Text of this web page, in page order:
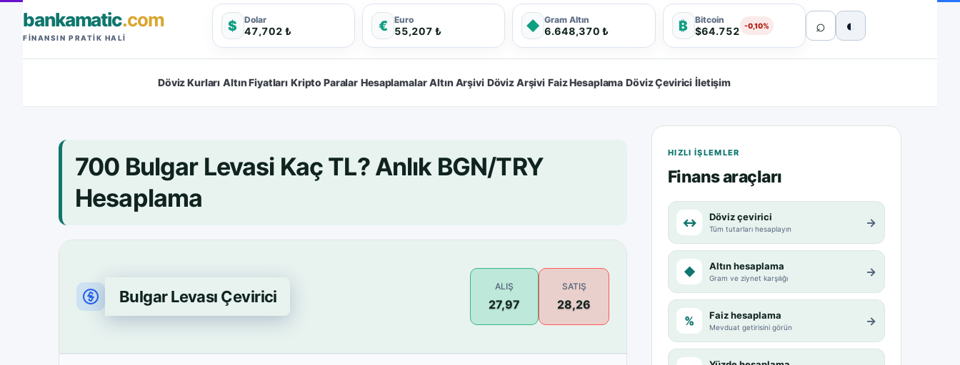
bankamatic.com
FINANSIN PRATIK HALI
$ Dolar
47,702 ₺ € Euro
55,207 ₺ ◆ Gram Altın
6.648,370 ₺ ₿ Bitcoin
$64.752 -0,10% ⌕ ◐
Döviz Kurları Altın Fiyatları Kripto Paralar Hesaplamalar Altın Arşivi Döviz Arşivi Faiz Hesaplama Döviz Çevirici İletişim
700 Bulgar Levasi Kaç TL? Anlık BGN/TRY
Hesaplama
Bulgar Levası Çevirici
ALIŞ
27,97
SATIŞ
28,26
HIZLI IŞLEMLER
Finans araçları
↔ Döviz çevirici
Tüm tutarları hesaplayın →
◆ Altın hesaplama
Gram ve ziynet karşılığı →
% Faiz hesaplama
Mevduat getirisini görün →